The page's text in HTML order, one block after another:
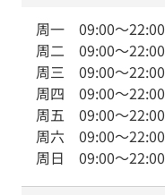
周一 09:00～22:00
周二 09:00～22:00
周三 09:00～22:00
周四 09:00～22:00
周五 09:00～22:00
周六 09:00～22:00
周日 09:00～22:00